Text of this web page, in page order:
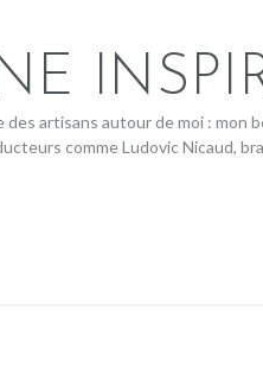
des artisans autour de moi :
comme Ludovic Nicaud,